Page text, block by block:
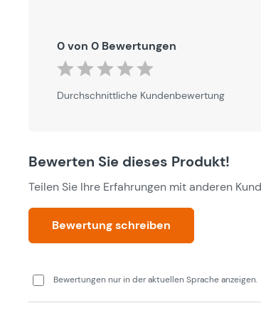
0 von 0 Bewertungen
Durchschnittliche Bewertung von 0 von
Durchschnittliche Kundenbewertung
Bewerten Sie dieses Produkt!
Teilen Sie Ihre Erfahrungen mit anderen
Bewertung schreiben
Bewertungen nur in der aktuellen Sprache anzeigen.